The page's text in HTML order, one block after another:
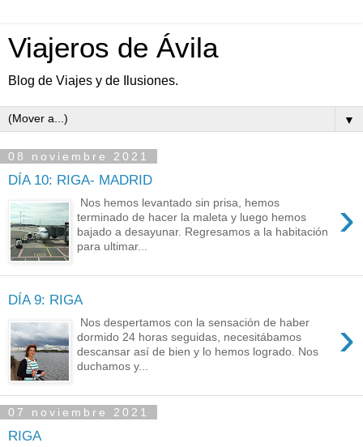
Viajeros de Ávila
Blog de Viajes y de Ilusiones.
▼
08 noviembre 2021
DÍA 10: RIGA- MADRID
›
Nos hemos levantado sin prisa, hemos
terminado de hacer la maleta y luego hemos
bajado a desayunar. Regresamos a la habitación
para ultimar...
DÍA 9: RIGA
›
Nos despertamos con la sensación de haber
dormido 24 horas seguidas, necesitábamos
descansar así de bien y lo hemos logrado. Nos
duchamos y...
07 noviembre 2021
RIGA